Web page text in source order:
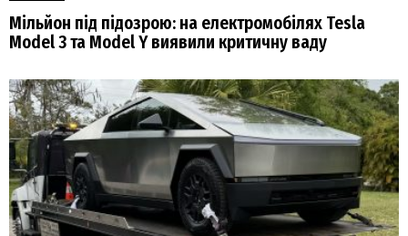
Мільйон під підозрою: на електромобілях Tesla
Model 3 та Model Y виявили критичну ваду